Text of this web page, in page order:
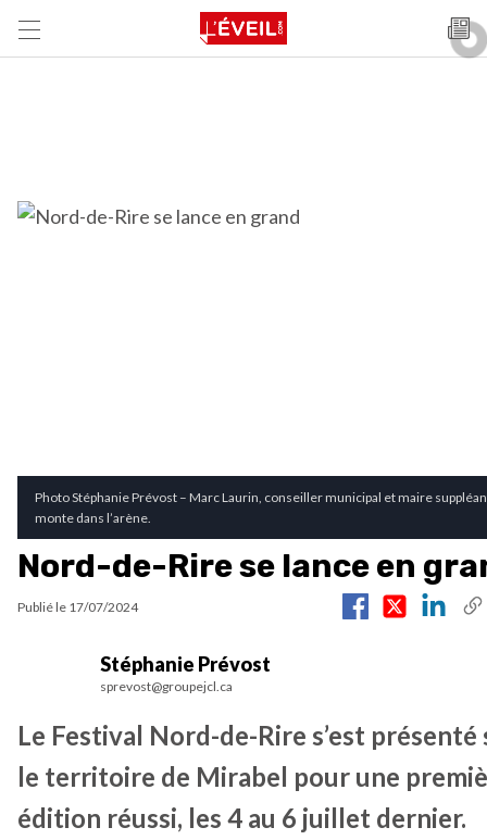
Photo Stéphanie Prévost – Marc Laurin, conseiller municipal et maire
monte dans l’arène.
Nord-de-Rire se lance en
Publié le 17/07/2024
Stéphanie Prévost
sprevost@groupejcl.ca
Le Festival Nord-de-Rire s’est présenté
le territoire de Mirabel pour une
édition réussi, les 4 au 6 juillet dernier.